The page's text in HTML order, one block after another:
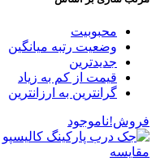
محبوبیت
وضعیت رتبه میانگین
جدیدترین
قیمت از کم به زیاد
گرانترین به ارزانترین
فروش!ناموجود
مقایسه